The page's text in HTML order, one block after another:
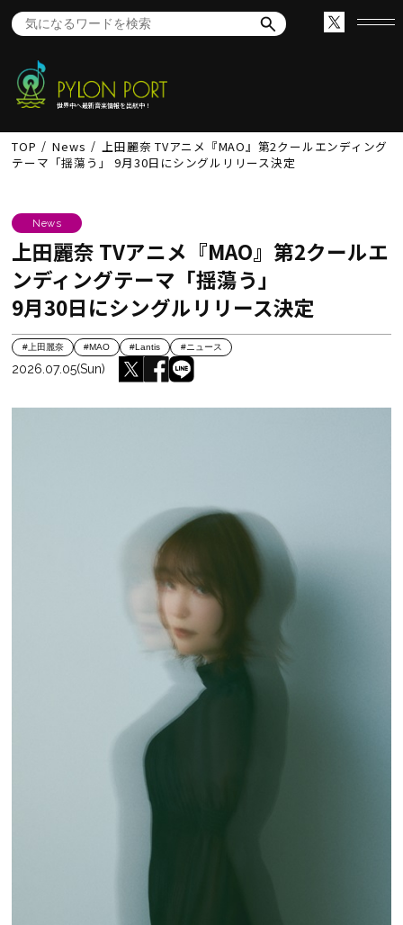
世界中へ最新音楽情報を出航中！
TOP News
上田麗奈 TVアニメ『MAO』第2クールエンディング
テーマ「揺蕩う」 9月30日にシングルリリース決定
News
上田麗奈 TVアニメ『MAO』第2クールエ
ンディングテーマ「揺蕩う」
9月30日にシングルリリース決定
#上田麗奈 #MAO #Lantis #ニュース
2026.07.05(Sun)